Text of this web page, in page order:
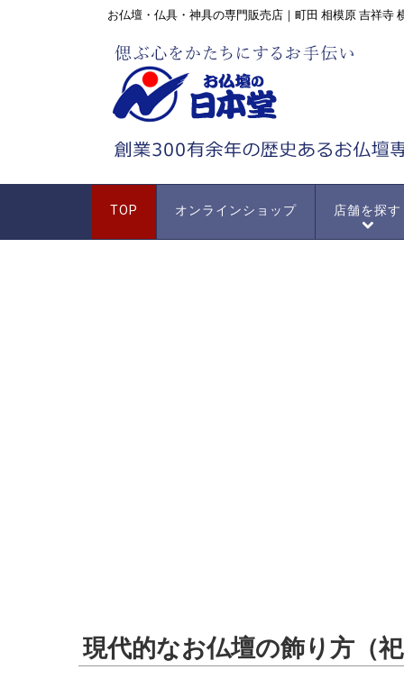
お仏壇・仏具・神具の専門販売店｜町田 相模原 吉祥寺
TOP オンラインショップ 店舗を探す
現代的なお仏壇の飾り方（